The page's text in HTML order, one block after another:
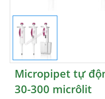
Micropipet tự
30-300 micrôlit